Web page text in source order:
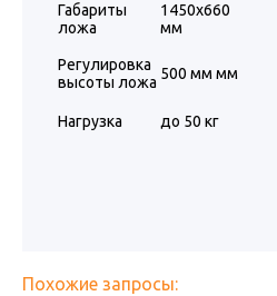
Габариты
ложа
1450х660
мм
Регулировка
высоты ложа 500 мм мм
Нагрузка до 50 кг
Похожие запросы: